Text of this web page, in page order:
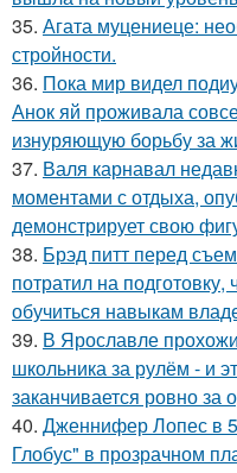
35. Агата муцениеце:
стройности.
36. Пока мир видел
Анок яй проживала
изнуряющую борьбу за
37. Валя карнавал
моментами с отдыха,
демонстрирует свою
38. Брэд питт перед
потратил на
обучиться навыкам
39. В Ярославле
школьника за рулём - и
заканчивается ровно за
40. Дженнифер Лопес в
Глобус" в прозрачном